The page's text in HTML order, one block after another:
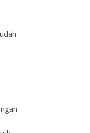
Bahasa Tamil: